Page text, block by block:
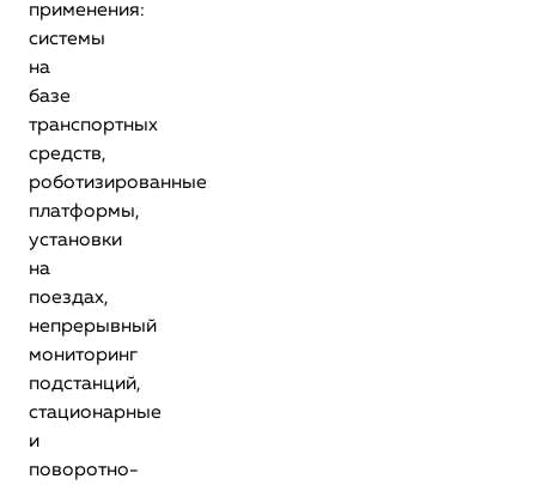
применения:
системы
на
базе
транспортных
средств,
роботизированные
платформы,
установки
на
поездах,
непрерывный
мониторинг
подстанций,
стационарные
и
поворотно-